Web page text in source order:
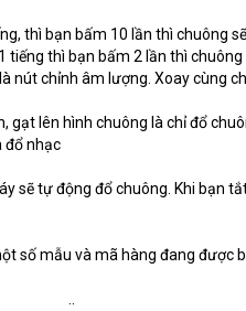
thì bạn bấm 10 lần thì chuông
1 tiếng thì bạn bấm 2 lần thì
nút chỉnh âm lượng. Xoay cùng
gạt lên hình chuông là chỉ đổ
đổ nhạc
sẽ tự động đổ chuông. Khi bạn
số mẫu và mã hàng đang được